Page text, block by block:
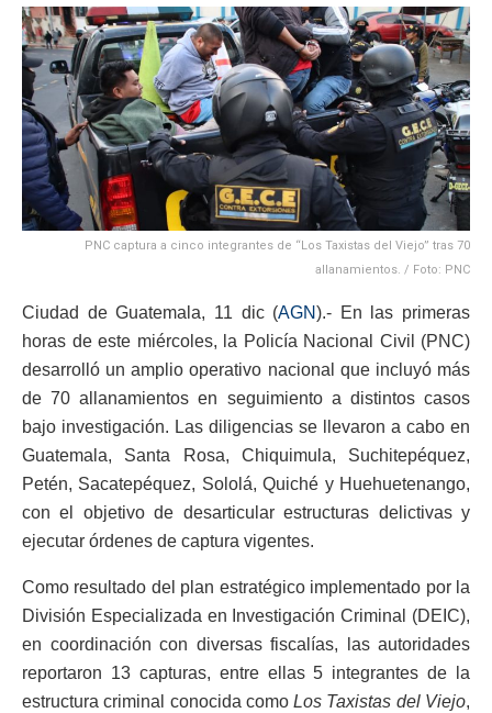
PNC captura a cinco integrantes de “Los Taxistas del Viejo” tras 70
allanamientos. / Foto: PNC
Ciudad de Guatemala, 11 dic (AGN).- En las primeras
horas de este miércoles, la Policía Nacional Civil (PNC)
desarrolló un amplio operativo nacional que incluyó más
de 70 allanamientos en seguimiento a distintos casos
bajo investigación. Las diligencias se llevaron a cabo en
Guatemala, Santa Rosa, Chiquimula, Suchitepéquez,
Petén, Sacatepéquez, Sololá, Quiché y Huehuetenango,
con el objetivo de desarticular estructuras delictivas y
ejecutar órdenes de captura vigentes.
Como resultado del plan estratégico implementado por la
División Especializada en Investigación Criminal (DEIC),
en coordinación con diversas fiscalías, las autoridades
reportaron 13 capturas, entre ellas 5 integrantes de la
estructura criminal conocida comoLos Taxistas del Viejo,